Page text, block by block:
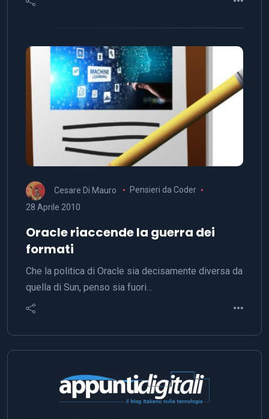
Cesare Di Mauro
Pensieri da Coder
28 Aprile 2010
Oracle riaccende la guerra dei
formati
Che la politica di Oracle sia decisamente diversa da
quella di Sun, penso sia fuori…